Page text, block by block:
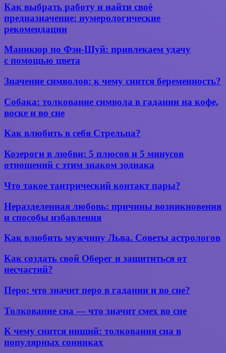
на плече,
груди,
спине
ногах
плюсов
и
5
минусов
отношений
с
этим
зодиака
Как
работу
и
своё
предназначение:
рекомендации
Как выбрать работу и найти своё
предназначение: нумерологические
рекомендации
Маникюр
Шуй:
удачу
цвета
Маникюр по Фэн-Шуй: привлекаем удачу
с помощью цвета
Значение
к чему
снится
беременность?
Значение символов: к чему снится беременность?
Собака:
символа
гадании
кофе,
воске
во
сне
Собака: толкование символа в гадании на кофе,
воске и во сне
Как
в себя
Стрельца?
Как влюбить в себя Стрельца?
Козероги
любви:
плюсов
5
минусов
с
этим
зодиака
Козероги в любви: 5 плюсов и 5 минусов
отношений с этим знаком зодиака
Что
тантрический
контакт
пары?
Что такое тантрический контакт пары?
Неразделенная
любовь:
причины
и
избавления
Неразделенная любовь: причины возникновения
и способы избавления
Как
мужчину
Льва.
Советы
Как влюбить мужчину Льва. Советы астрологов
Как
свой
и
от
Как создать свой Оберег и защититься от
несчастий?
Перо:
значит
перо
и во сне?
Перо: что значит перо в гадании и во сне?
Толкование
—
что
значит
Толкование сна — что значит смех во сне
К
снится
К чему снится нищий: толкования сна в
популярных сонниках